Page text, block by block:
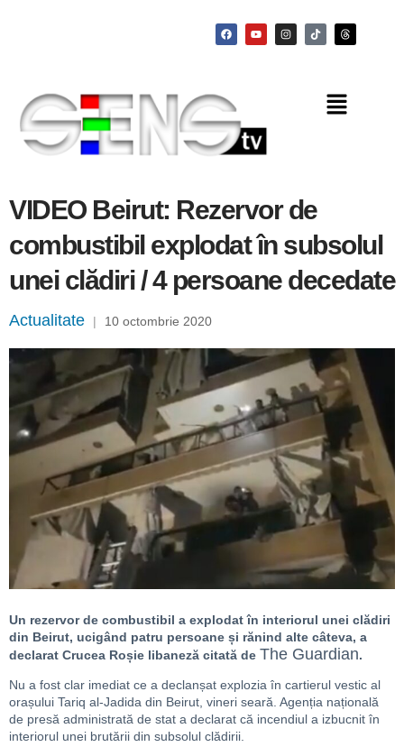
VIDEO Beirut: Rezervor de
combustibil explodat în subsolul
unei clădiri / 4 persoane decedate
Actualitate | 10 octombrie 2020
Un rezervor de combustibil a explodat în interiorul unei clădiri
din Beirut, ucigând patru persoane și rănind alte câteva, a
declarat Crucea Roșie libaneză citată de The Guardian.
Nu a fost clar imediat ce a declanșat explozia în cartierul vestic al
orașului Tariq al-Jadida din Beirut, vineri seară. Agenția națională
de presă administrată de stat a declarat că incendiul a izbucnit în
interiorul unei brutării din subsolul clădirii.